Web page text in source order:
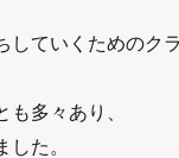
ていくためのク
多々あり、
た。